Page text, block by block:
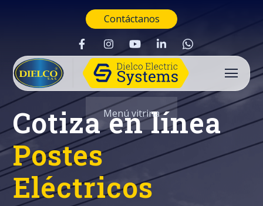
Contáctanos
Menú vitrina
Cotiza en línea
Postes
Eléctricos